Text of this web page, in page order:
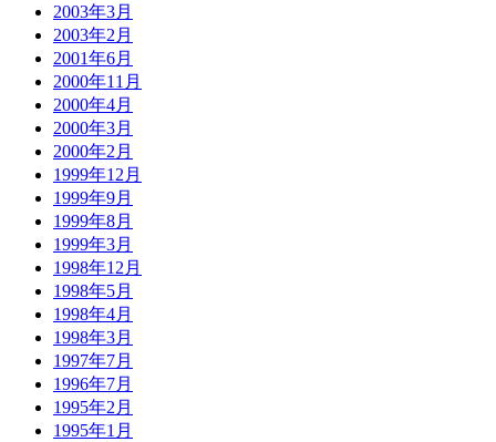
2003年3月
2003年2月
2001年6月
2000年11月
2000年4月
2000年3月
2000年2月
1999年12月
1999年9月
1999年8月
1999年3月
1998年12月
1998年5月
1998年4月
1998年3月
1997年7月
1996年7月
1995年2月
1995年1月